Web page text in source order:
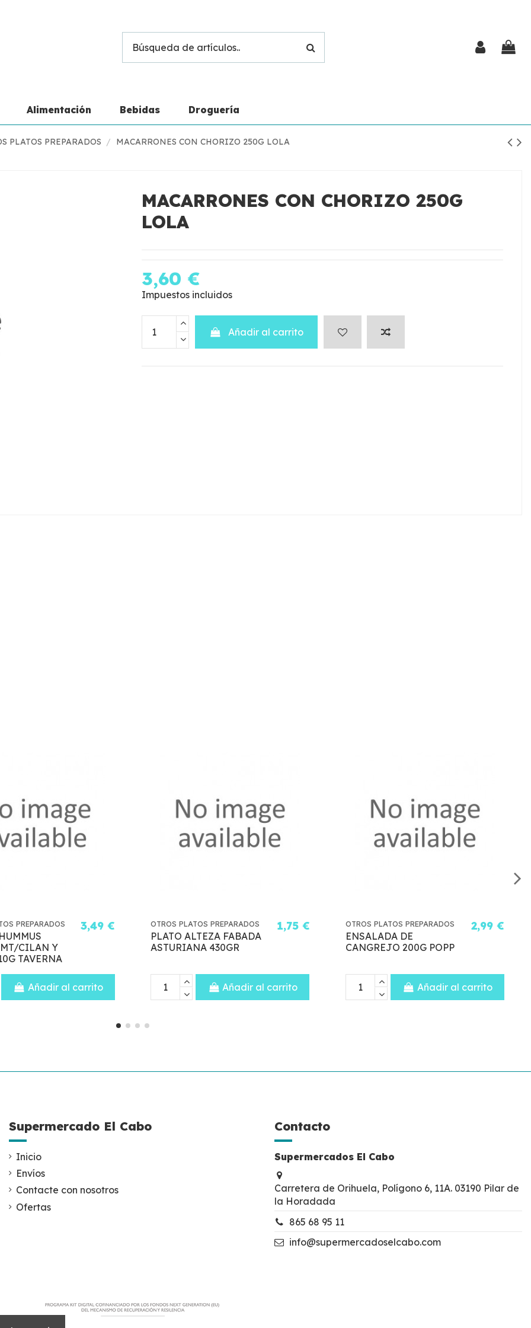
Alimentación Bebidas Droguería
PLATOS PREPARADOS MACARRONES CON CHORIZO 250G LOLA
MACARRONES CON CHORIZO 250G
LOLA
3,60 €
Impuestos incluidos
Añadir al carrito
€ OTROS PLATOS PREPARADOS
PASTA BOX JAMON YORK
Y QUESO EMENTAL
280GR EL POZO
2,75 €
Añadir al carrito
OTROS PLATOS PREPARADOS
QUESADILLA CHEESY
PEPPERONI 2X70G EL
1,95 €
Añadir al carrito
OTROS PLATOS
CHEF TELLINI
SPAGUETTI
Supermercado El Cabo
Inicio
Envíos
Contacte con nosotros
Ofertas
Contacto
Supermercados El Cabo
Carretera de Orihuela, Polígono 6, 11A. 03190 Pilar de
la Horadada
865 68 95 11
info@supermercadoselcabo.com